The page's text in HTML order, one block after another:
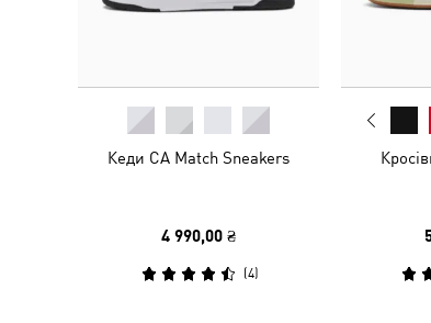
Кеди CA Match Sneakers
4 990,00 ₴
(4)